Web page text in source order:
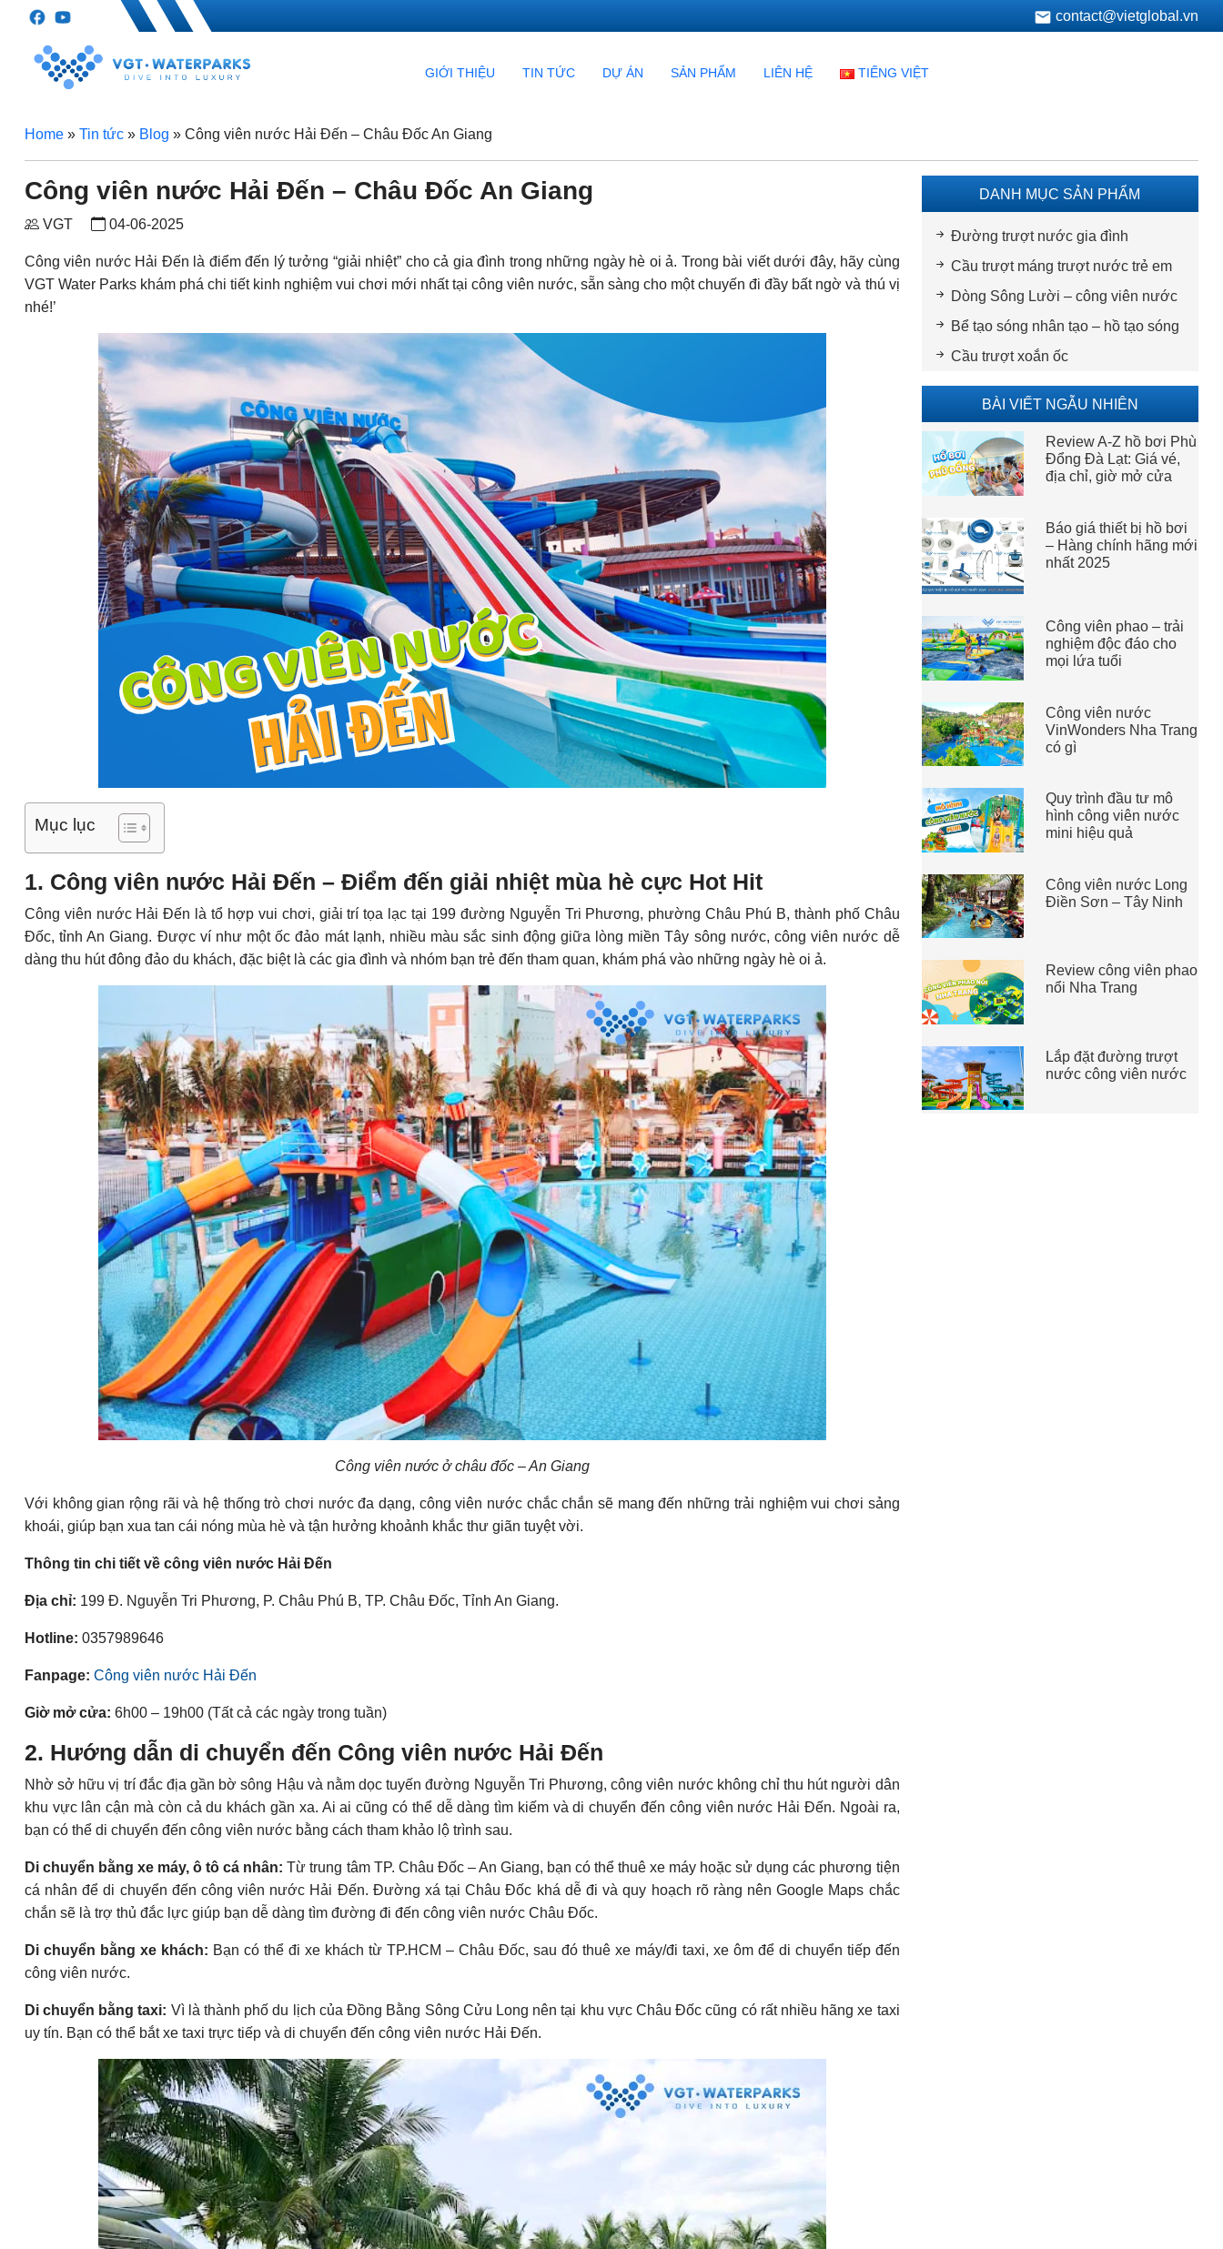
contact@vietglobal.vn
GIỚI THIỆU TIN TỨC DỰ ÁN SẢN PHẨM LIÊN HỆ TIẾNG VIỆT
Home» Tin tức» Blog » Công viên nước Hải Đến – Châu Đốc An Giang
Công viên nước Hải Đến – Châu Đốc An Giang
VGT 04-06-2025
Công viên nước Hải Đến là điểm đến lý tưởng “giải nhiệt” cho cả gia đình trong những ngày hè oi ả. Trong bài viết dưới đây, hãy cùng
VGT Water Parks khám phá chi tiết kinh nghiệm vui chơi mới nhất tại công viên nước, sẵn sàng cho một chuyến đi đầy bất ngờ và thú vị
nhé!’
Mục lục
1. Công viên nước Hải Đến – Điểm đến giải nhiệt mùa hè cực Hot Hit
Công viên nước Hải Đến là tổ hợp vui chơi, giải trí tọa lạc tại 199 đường Nguyễn Tri Phương, phường Châu Phú B, thành phố Châu
Đốc, tỉnh An Giang. Được ví như một ốc đảo mát lạnh, nhiều màu sắc sinh động giữa lòng miền Tây sông nước, công viên nước dễ
dàng thu hút đông đảo du khách, đặc biệt là các gia đình và nhóm bạn trẻ đến tham quan, khám phá vào những ngày hè oi ả.
Công viên nước ở châu đốc – An Giang
Với không gian rộng rãi và hệ thống trò chơi nước đa dạng, công viên nước chắc chắn sẽ mang đến những trải nghiệm vui chơi sảng
khoái, giúp bạn xua tan cái nóng mùa hè và tận hưởng khoảnh khắc thư giãn tuyệt vời.
Thông tin chi tiết về công viên nước Hải Đến
Địa chỉ: 199 Đ. Nguyễn Tri Phương, P. Châu Phú B, TP. Châu Đốc, Tỉnh An Giang.
Hotline: 0357989646
Fanpage: Công viên nước Hải Đến
Giờ mở cửa: 6h00 – 19h00 (Tất cả các ngày trong tuần)
2. Hướng dẫn di chuyển đến Công viên nước Hải Đến
Nhờ sở hữu vị trí đắc địa gần bờ sông Hậu và nằm dọc tuyến đường Nguyễn Tri Phương, công viên nước không chỉ thu hút người dân
khu vực lân cận mà còn cả du khách gần xa. Ai ai cũng có thể dễ dàng tìm kiếm và di chuyển đến công viên nước Hải Đến. Ngoài ra,
bạn có thể di chuyển đến công viên nước bằng cách tham khảo lộ trình sau.
Di chuyển bằng xe máy, ô tô cá nhân: Từ trung tâm TP. Châu Đốc – An Giang, bạn có thể thuê xe máy hoặc sử dụng các phương tiện
cá nhân để di chuyển đến công viên nước Hải Đến. Đường xá tại Châu Đốc khá dễ đi và quy hoạch rõ ràng nên Google Maps chắc
chắn sẽ là trợ thủ đắc lực giúp bạn dễ dàng tìm đường đi đến công viên nước Châu Đốc.
Di chuyển bằng xe khách: Bạn có thể đi xe khách từ TP.HCM – Châu Đốc, sau đó thuê xe máy/đi taxi, xe ôm để di chuyển tiếp đến
công viên nước.
Di chuyển bằng taxi: Vì là thành phố du lịch của Đồng Bằng Sông Cửu Long nên tại khu vực Châu Đốc cũng có rất nhiều hãng xe taxi
uy tín. Bạn có thể bắt xe taxi trực tiếp và di chuyển đến công viên nước Hải Đến.
DANH MỤC SẢN PHẨM
Đường trượt nước gia đình
Cầu trượt máng trượt nước trẻ em
Dòng Sông Lười – công viên nước
Bể tạo sóng nhân tạo – hồ tạo sóng
Cầu trượt xoắn ốc
BÀI VIẾT NGẪU NHIÊN
Review A-Z hồ bơi Phù
Đổng Đà Lạt: Giá vé,
địa chỉ, giờ mở cửa
Báo giá thiết bị hồ bơi
– Hàng chính hãng mới
nhất 2025
Công viên phao – trải
nghiệm độc đáo cho
mọi lứa tuổi
Công viên nước
VinWonders Nha Trang
có gì
Quy trình đầu tư mô
hình công viên nước
mini hiệu quả
Công viên nước Long
Điền Sơn – Tây Ninh
Review công viên phao
nổi Nha Trang
Lắp đặt đường trượt
nước công viên nước